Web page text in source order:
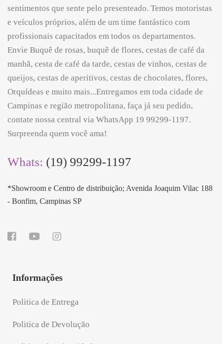
sentimentos que sente pelo presenteado. Temos motoristas
e veículos próprios, além de um time fantástico com
profissionais capacitados em todos os departamentos.
Envie Buquê de rosas, buquê de flores, cestas de café da
manhã, cesta de café da tarde, cestas de vinhos, cestas de
queijos, cestas de aperitivos, cestas de chocolates, flores,
Orquídeas e muito mais...Entregamos em toda cidade de
Campinas e região metropolitana, faça já seu pedido,
contate nossa central via WhatsApp 19 99299-1197.
Surpreenda quem você ama!
Whats: (19) 99299-1197
*Showroom e Centro de distribuição; Avenida Joaquim Vilac 188
- Bonfim, Campinas SP
Informações
Politica de Entrega
Politica de Devolução